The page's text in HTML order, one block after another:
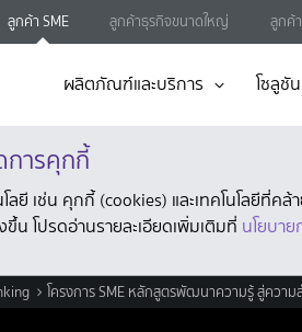
ลูกค้า SME ลูกค้าธุรกิจขนาดใหญ่ ลูกค้
ผลิตภัณฑ์และบริการ โซลูชั
การคุกกี้
โลยี เช่น คุกกี้ (cookies) และเทคโนโลยีที่
ขึ้น โปรดอ่านรายละเอียดเพิ่มเติมที่ นโยบา
โครงการ SME หลักสูตรพัฒนาความรู้ สู่ความ